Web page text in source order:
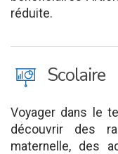
réduite.
J Scolaire
Voyager dans le
découvrir des
maternelle, des